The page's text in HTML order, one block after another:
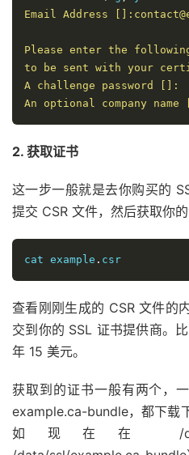
Email Address
Please enter the
to be sent with your
A challenge password []:
An optional company
2. 获取证书
这一步一般就是去你购买的
提交 CSR 文件，然后获取你
cat example . csr
查看刚刚生成的 CSR 文件的
交到你的 SSL 证书提供商。
年 15 美元。
获取到的证书一般有两个，
example.ca-bundle，都下载
如现在在 /data/